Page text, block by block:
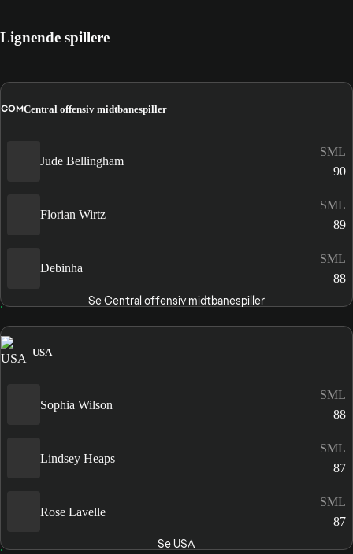
Lignende spillere
COMCentral offensiv midtbanespiller
Jude Bellingham
SML
90
Florian Wirtz
SML
89
Debinha
SML
88
Se Central offensiv midtbanespiller
USA
Sophia Wilson
SML
88
Lindsey Heaps
SML
87
Rose Lavelle
SML
87
Se USA